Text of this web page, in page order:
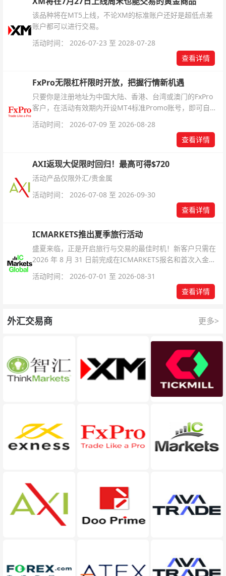
该品种将在MT5上线，不论XM的标准账户还好是超低点差
账户都可以进行交易。
活动时间： 2026-07-23 至 2028-07-28
查看详情
FxPro无限杠杆限时开放，把握行情新机遇
只要你是注册地址为中国大陆、香港、台湾或澳门的FxPro
客户，在活动有效期内开设MT4标准Promo账号，即可自动
活动时间： 2026-07-09 至 2026-08-28
查看详情
AXI返现大促限时回归！最高可得$720
活动产品仅限外汇/贵金属
活动时间： 2026-07-08 至 2026-09-30
查看详情
ICMARKETS推出夏季旅行活动
盛夏来临，正是开启旅行与交易的最佳时机！新客户只需在
2026 年 8 月 31 日前完成在ICMARKETS报名和首次入金即
活动时间： 2026-07-01 至 2026-08-31
查看详情
外汇交易商 更多>